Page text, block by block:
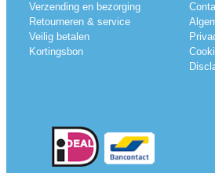
Verzending en bezorging
Retourneren & service
Veilig betalen
Kortingsbon